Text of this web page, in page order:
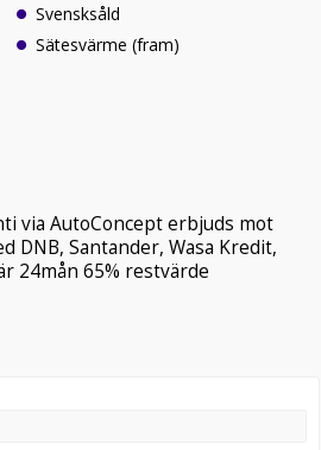
Svensksåld
Sätesvärme (fram)
via AutoConcept erbjuds mot
DNB, Santander, Wasa Kredit,
24mån 65% restvärde